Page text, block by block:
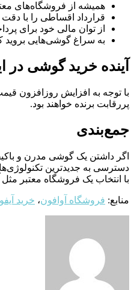
همیشه از فروشگاه‌های
قرارداد اقساطی را با دقت
از توان مالی خود برای
به سراغ گوشی‌هایی بروید
آینده خرید گوشی در
با توجه به افزایش روزافزون
پررقابت برنده خواهند بود.
جمع‌بندی
اگر داشتن یک گوشی مدرن و
دسترسی به جدیدترین
با انتخاب یک فروشگاه معتبر مثل
منابع: فروشگاه آوافون، خرید